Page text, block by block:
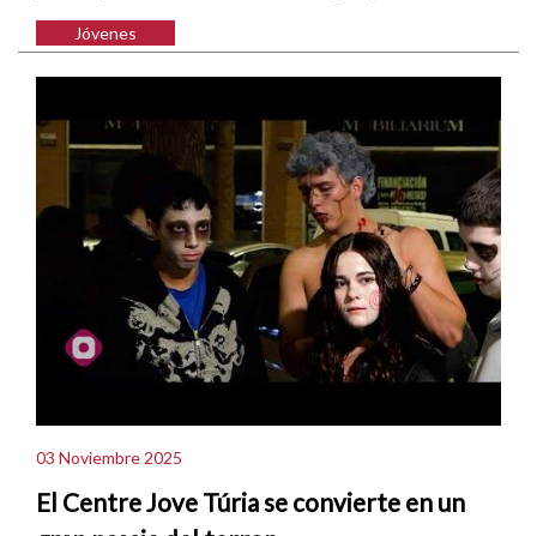
Jóvenes
03 Noviembre 2025
El Centre Jove Túria se convierte en un